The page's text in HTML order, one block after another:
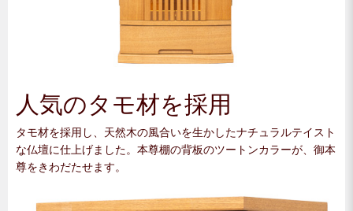
人気のタモ材を採用
タモ材を採用し、天然木の風合いを生かしたナチュラルテイスト
な仏壇に仕上げました。本尊棚の背板のツートンカラーが、御本
尊をきわだたせます。